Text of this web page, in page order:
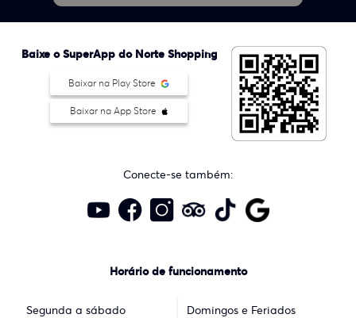
Baixe o SuperApp do Norte Shopping
Baixar na Play Store
Baixar na App Store
Conecte-se também:
Horário de funcionamento
Segunda a sábado Domingos e Feriados